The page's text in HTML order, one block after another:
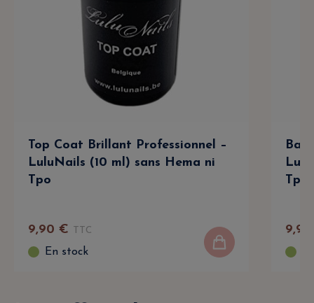
Top Coat Brillant Professionnel –
LuluNails (10 ml) sans Hema ni
Tpo
9,90 € TTC
En stock
Tpo
9,90